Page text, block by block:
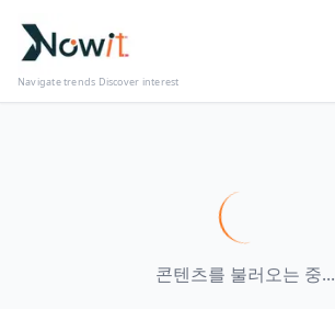
Navigate trends Discover interest
콘텐츠를 불러오는 중...